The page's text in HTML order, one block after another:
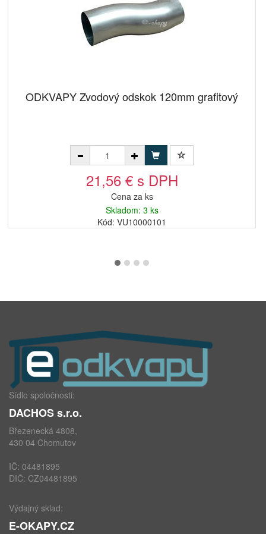
ODKVAPY Zvodový odskok 120mm grafitový
21,56 € s DPH
Cena za ks
Skladom: 3 ks
Kód: VU10000101
Sídlo spoločnosti:
DACHOS s.r.o.
Březenecká 4808,
430 04 Chomutov
IČ: 04481895
DIČ: CZ04481895
Výdajný sklad:
E-OKAPY.CZ